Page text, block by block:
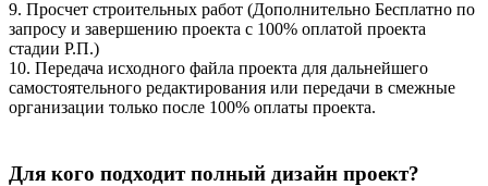
9. Просчет строительных работ (Дополнительно Бесплатно по
запросу и завершению проекта с 100% оплатой проекта
стадии Р.П.)
10. Передача исходного файла проекта для дальнейшего
самостоятельного редактирования или передачи в смежные
организации только после 100% оплаты проекта.
Для кого подходит полный дизайн проект?